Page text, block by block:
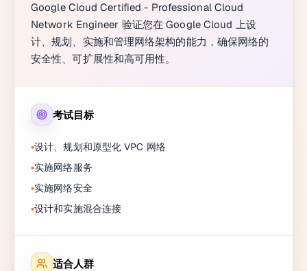
Google Cloud Certified - Professional Cloud
Network Engineer 验证您在 Google Cloud 上设
计、规划、实施和管理网络架构的能力，确保网络的
安全性、可扩展性和高可用性。
考试目标
设计、规划和原型化 VPC 网络
实施网络服务
实施网络安全
设计和实施混合连接
适合人群